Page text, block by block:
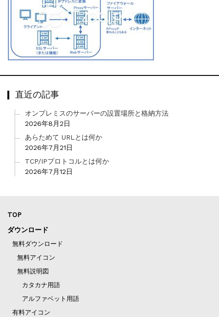
直近の記事
オンプレミスのサーバーの設置場所と格納方法
2026年8月2日
あらためて URLとは何か
2026年7月21日
TCP/IPプロトコルとは何か
2026年7月12日
TOP
ダウンロード
無料ダウンロード
無料アイコン
無料説明図
カタカナ用語
アルファベット用語
有料アイコン